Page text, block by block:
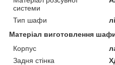
системи
Тип шафи
Матеріал виготовлення
Корпус
Задня стінка